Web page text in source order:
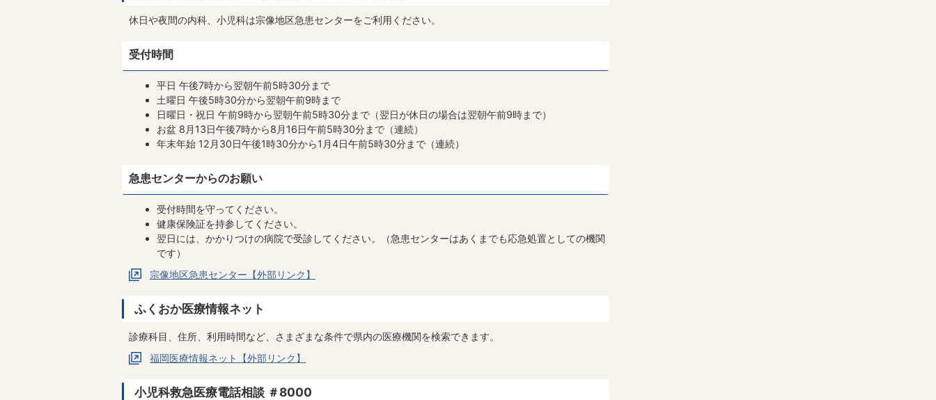
休日や夜間の内科、小児科は宗像地区急患センターをご利用ください。
受付時間
平日 午後7時から翌朝午前5時30分まで
土曜日 午後5時30分から翌朝午前9時まで
日曜日・祝日 午前9時から翌朝午前5時30分まで（翌日が休日の場合は翌朝午前9時まで）
お盆 8月13日午後7時から8月16日午前5時30分まで（連続）
年末年始 12月30日午後1時30分から1月4日午前5時30分まで（連続）
急患センターからのお願い
受付時間を守ってください。
健康保険証を持参してください。
翌日には、かかりつけの病院で受診してください。（急患センターはあくまでも応急処置としての機関
です）
宗像地区急患センター【外部リンク】
ふくおか医療情報ネット
診療科目、住所、利用時間など、さまざまな条件で県内の医療機関を検索できます。
福岡医療情報ネット【外部リンク】
小児科救急医療電話相談 ＃8000